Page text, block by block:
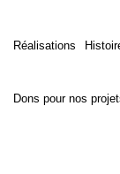
Réalisations
Dons pour nos